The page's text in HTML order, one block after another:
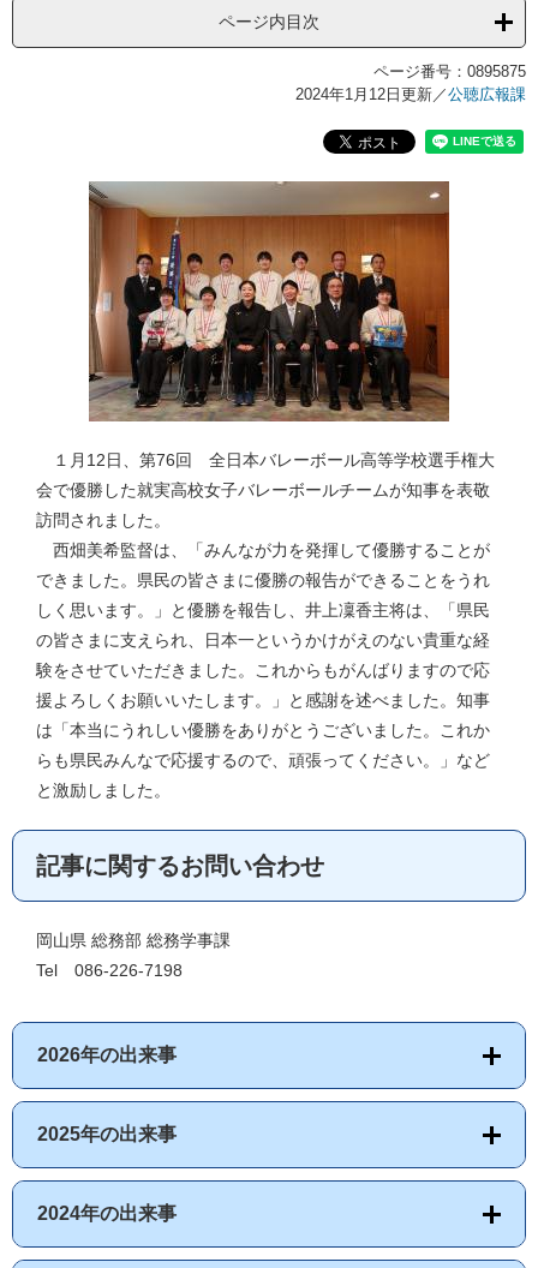
ページ内目次
ページ番号：0895875
2024年1月12日更新／公聴広報課
１月12日、第76回 全日本バレーボール高等学校選手権大
会で優勝した就実高校女子バレーボールチームが知事を表敬
訪問されました。
西畑美希監督は、「みんなが力を発揮して優勝することが
できました。県民の皆さまに優勝の報告ができることをうれ
しく思います。」と優勝を報告し、井上凜香主将は、「県民
の皆さまに支えられ、日本一というかけがえのない貴重な経
験をさせていただきました。これからもがんばりますので応
援よろしくお願いいたします。」と感謝を述べました。知事
は「本当にうれしい優勝をありがとうございました。これか
らも県民みんなで応援するので、頑張ってください。」など
と激励しました。
記事に関するお問い合わせ
岡山県 総務部 総務学事課
Tel 086-226-7198
2026年の出来事
2025年の出来事
2024年の出来事